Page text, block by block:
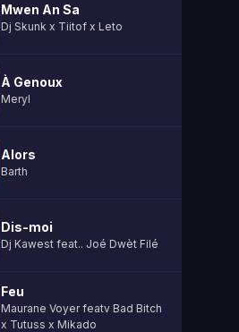
Mwen An Sa
Dj Skunk x Tiitof x Leto
À Genoux
Meryl
Alors
Barth
Dis-moi
Dj Kawest feat.. Joé Dwèt Filé
Feu
Maurane Voyer featv Bad Bitch
x Tutuss x Mikado